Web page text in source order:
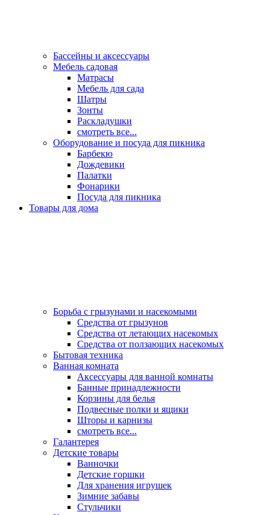
Бассейны и аксессуары
Мебель садовая
Матрасы
Мебель для сада
Шатры
Зонты
Раскладушки
смотреть все...
Оборудование и посуда для пикника
Барбекю
Дождевики
Палатки
Фонарики
Посуда для пикника
Товары для дома
Борьба с грызунами и насекомыми
Средства от грызунов
Средства от летающих насекомых
Средства от ползающих насекомых
Бытовая техника
Ванная комната
Аксессуары для ванной комнаты
Банные принадлежности
Корзины для белья
Подвесные полки и ящики
Шторы и карнизы
смотреть все...
Галантерея
Детские товары
Ванночки
Детские горшки
Для хранения игрушек
Зимние забавы
Стульчики